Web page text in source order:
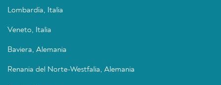
Lombardía, Italia
Veneto, Italia
Baviera, Alemania
Renania del Norte-Westfalia, Alemania